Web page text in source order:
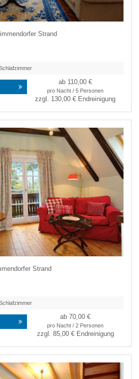
Strand
ab 110,00 €
pro Nacht / 5 Personen
zzgl. 130,00 € Endreinigung
Strand
ab 70,00 €
pro Nacht / 2 Personen
zzgl. 85,00 €Endreinigung